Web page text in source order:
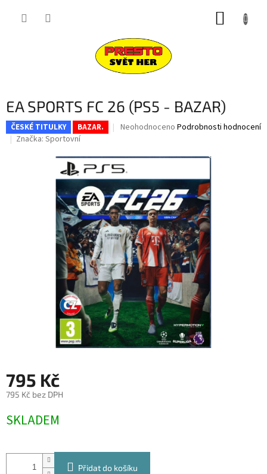
EA SPORTS FC 26 (PS5 - BAZAR)
ČESKÉ TITULKY BAZAR.
Průměrné
je
0,0
z
5
hvězdiček.
Neohodnoceno Podrobnosti hodnocení
Značka: Sportovní
795 Kč
795 Kč bez DPH
cena:
SKLADEM
Přidat do košíku